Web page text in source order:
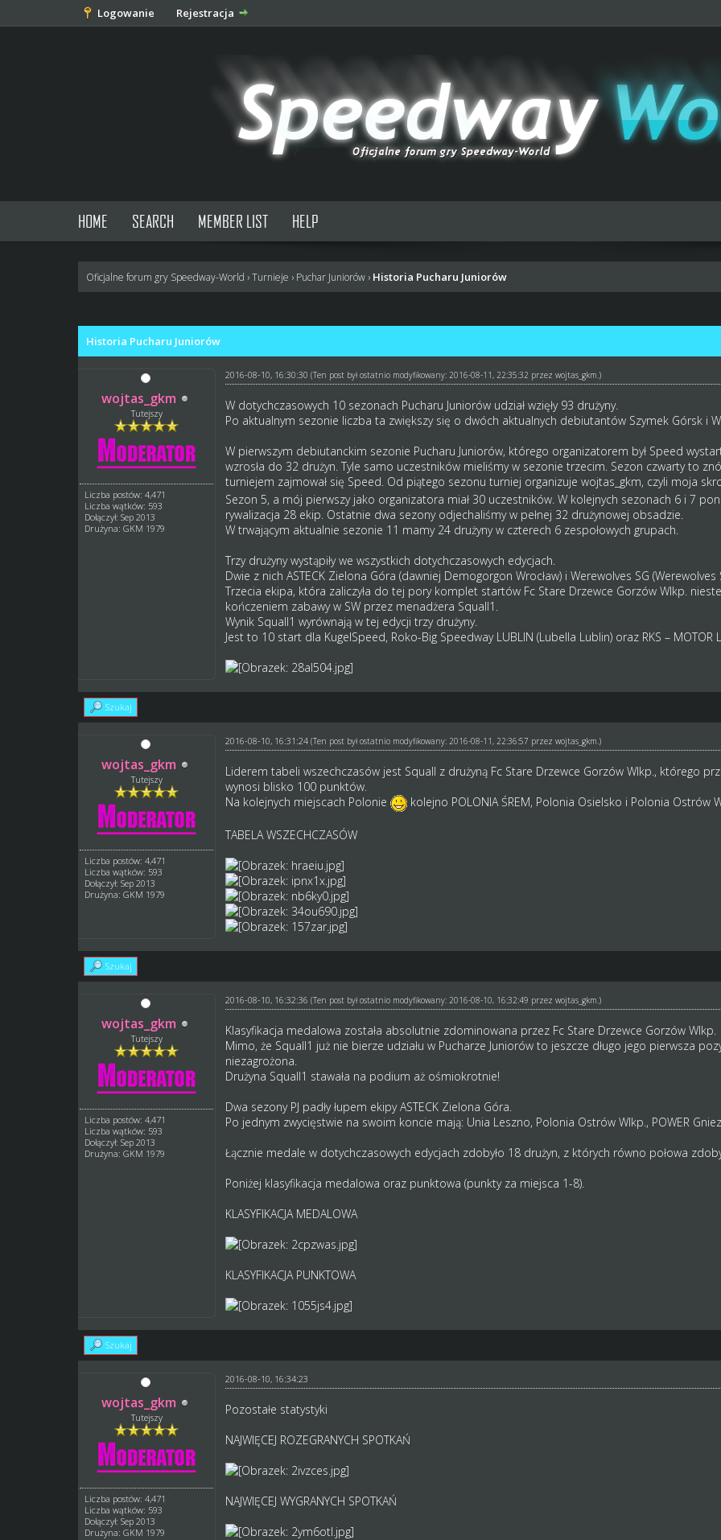
Logowanie Rejestracja
HOME SEARCH MEMBER LIST HELP
Oficjalne forum gry Speedway-World ›Turnieje › Puchar Juniorów › Historia Pucharu Juniorów
Historia Pucharu Juniorów
wojtas_gkm
Tutejszy
Liczba postów: 4,471
Liczba wątków: 593
Dołączył: Sep 2013
Drużyna: GKM 1979
2016-08-10, 16:30:30 (Ten post był ostatnio modyfikowany: 2016-08-11, 22:35:32 przez wojtas_gkm.)
W dotychczasowych 10 sezonach Pucharu Juniorów udział wzięły 93 drużyny.
Po aktualnym sezonie liczba ta zwiększy się o dwóch aktualnych debiutantów Szymek Górsk i
W pierwszym debiutanckim sezonie Pucharu Juniorów, którego organizatorem był Speed
wzrosła do 32 drużyn. Tyle samo uczestników mieliśmy w sezonie trzecim. Sezon czwarty to
turniejem zajmował się Speed. Od piątego sezonu turniej organizuje wojtas_gkm, czyli moja
Sezon 5, a mój pierwszy jako organizatora miał 30 uczestników. W kolejnych sezonach 6 i 7
rywalizacja 28 ekip. Ostatnie dwa sezony odjechaliśmy w pełnej 32 drużynowej obsadzie.
W trwającym aktualnie sezonie 11 mamy 24 drużyny w czterech 6 zespołowych grupach.
Trzy drużyny wystąpiły we wszystkich dotychczasowych edycjach.
Dwie z nich ASTECK Zielona Góra (dawniej Demogorgon Wrocław) i Werewolves SG
Trzecia ekipa, która zaliczyła do tej pory komplet startów Fc Stare Drzewce Gorzów Wlkp.
kończeniem zabawy w SW przez menadżera Squall1.
Wynik Squall1 wyrównają w tej edycji trzy drużyny.
Jest to 10 start dla KugelSpeed, Roko-Big Speedway LUBLIN (Lubella Lublin) oraz RKS – MOTOR
Szukaj
wojtas_gkm
Tutejszy
Liczba postów: 4,471
Liczba wątków: 593
Dołączył: Sep 2013
Drużyna: GKM 1979
2016-08-10, 16:31:24 (Ten post był ostatnio modyfikowany: 2016-08-11, 22:36:57 przez wojtas_gkm.)
Liderem tabeli wszechczasów jest Squall z drużyną Fc Stare Drzewce Gorzów Wlkp., którego
wynosi blisko 100 punktów.
Na kolejnych miejscach Polonie
kolejno POLONIA ŚREM, Polonia Osielsko i Polonia Ostrów
TABELA WSZECHCZASÓW
Szukaj
wojtas_gkm
Tutejszy
Liczba postów: 4,471
Liczba wątków: 593
Dołączył: Sep 2013
Drużyna: GKM 1979
2016-08-10, 16:32:36 (Ten post był ostatnio modyfikowany: 2016-08-10, 16:32:49 przez wojtas_gkm.)
Klasyfikacja medalowa została absolutnie zdominowana przez Fc Stare Drzewce Gorzów Wlkp.
Mimo, że Squall1 już nie bierze udziału w Pucharze Juniorów to jeszcze długo jego pierwsza
niezagrożona.
Drużyna Squall1 stawała na podium aż ośmiokrotnie!
Dwa sezony PJ padły łupem ekipy ASTECK Zielona Góra.
Po jednym zwycięstwie na swoim koncie mają: Unia Leszno, Polonia Ostrów Wlkp., POWER
Łącznie medale w dotychczasowych edycjach zdobyło 18 drużyn, z których równo połowa
Poniżej klasyfikacja medalowa oraz punktowa (punkty za miejsca 1-8).
KLASYFIKACJA MEDALOWA
KLASYFIKACJA PUNKTOWA
Szukaj
wojtas_gkm
Tutejszy
Liczba postów: 4,471
Liczba wątków: 593
Dołączył: Sep 2013
Drużyna: GKM 1979
2016-08-10, 16:34:23
Pozostałe statystyki
NAJWIĘCEJ ROZEGRANYCH SPOTKAŃ
NAJWIĘCEJ WYGRANYCH SPOTKAŃ